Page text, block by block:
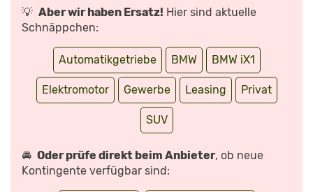
💡 Aber wir haben Ersatz! Hier sind aktuelle
Schnäppchen:
Automatikgetriebe BMW BMW iX1
Elektromotor Gewerbe Leasing Privat
SUV
🚘 Oder prüfe direkt beim Anbieter, ob neue
Kontingente verfügbar sind:
ANZEIGEN